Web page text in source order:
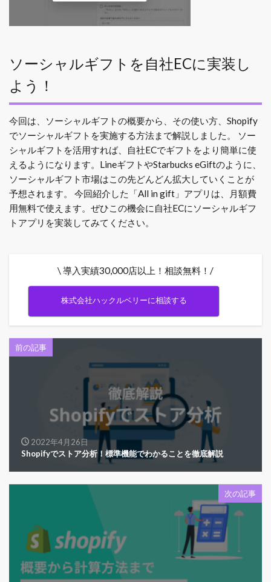
ソーシャルギフトを自社ECに実装し
よう！
今回は、ソーシャルギフトの概要から、その使い方、Shopify
でソーシャルギフトを実施する方法まで解説しました。
ソー
シャルギフトを活用すれば、自社ECでギフトをより簡単に使
えるようになります。LineギフトやStarbucks eGiftのように、
ソーシャルギフト市場はこの先どんどん拡大していくことが
予想されます。
今回紹介した「All in gift」アプリは、月額費
用無料で使えます。ぜひこの機会に自社ECにソーシャルギフ
トアプリを実装してみてください。
\ 導入実績30,000店以上！相談無料！/
株式会社ハックルベリーに相談する
前の記事
2022年4月26日
Shopifyでストア分析！標準機能でわかることを徹底解説
次の記事